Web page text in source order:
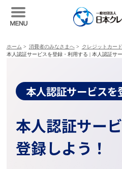
ホーム > 消費者のみなさまへ> クレジットカー
本人認証サービスを登録・利用する | 本人認証サ
本人認証サービスを
本人認証サー
登録しよう！